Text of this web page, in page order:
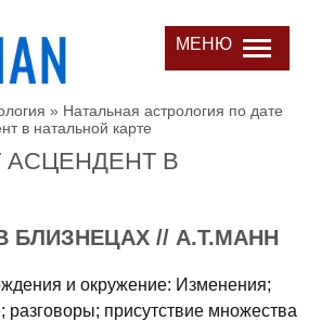
МЕНЮ
» Натальная астрология по дате
в натальной карте
АСЦЕНДЕНТ В
БЛИЗНЕЦАХ // А.Т.МАНН
и окружение: Изменения;
присутствие множества